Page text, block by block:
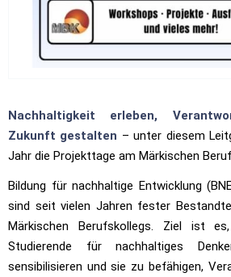
Nachhaltigkeit erleben,
Zukunft gestalten – unter diesem
Jahr die Projekttage am Märkischen
Bildung für nachhaltige Entwicklung
sind seit vielen Jahren fester
Märkischen Berufskollegs. Ziel ist
Studierende für nachhaltiges
sensibilisieren und sie zu befähigen,